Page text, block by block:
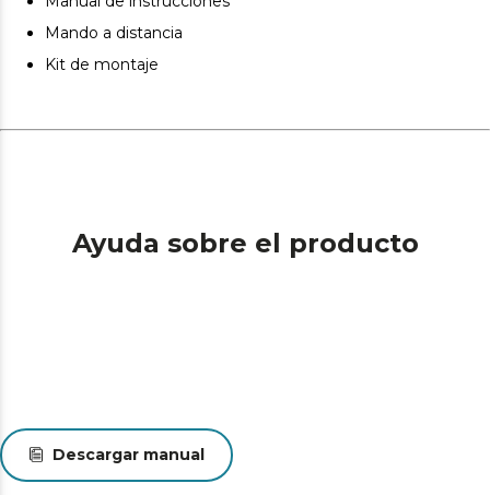
Mando a distancia
Kit de montaje
Ayuda sobre el producto
Descargar manual